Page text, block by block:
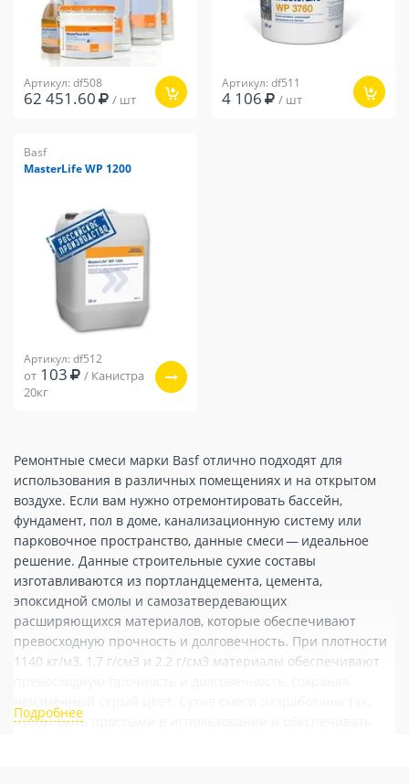
Ремонтные смеси марки Basf отлично подходят для
использования в различных помещениях и на открытом
воздухе. Если вам нужно отремонтировать бассейн,
фундамент, пол в доме, канализационную систему или
парковочное пространство, данные смеси — идеальное
решение. Данные строительные сухие составы
изготавливаются из портландцемента, цемента,
эпоксидной смолы и самозатвердевающих
расширяющихся материалов, которые обеспечивают
превосходную прочность и долговечность. При плотности
1140 кг/м3, 1,7 г/см3 и 2,2 г/см3 материалы обеспечивают
чтобы быть простыми в использовании и обеспечивать
Артикул: df508
62 451.60 / шт
Артикул: df511
4 106 / шт
Basf
MasterLife WP 1200
Артикул: df512
от 103 / Канистра
20кг